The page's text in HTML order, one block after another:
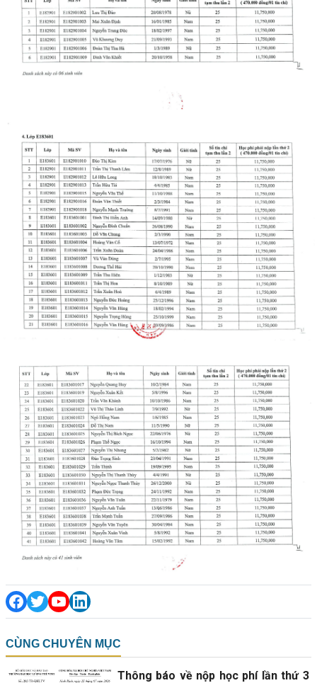
CÙNG CHUYÊN MỤC
Thông báo về nộp học phí lần thứ 3